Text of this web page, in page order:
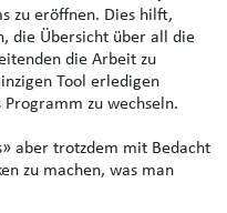
zu eröffnen. Dies hilft,
die Übersicht über all die
die Arbeit zu
Tool erledigen
zu wechseln.
aber trotzdem mit Bedacht
zu machen, was man